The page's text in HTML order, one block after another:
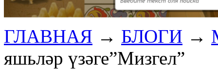
ГЛАВНАЯ → БЛОГИ →
яшьләр үзәге”Мизгел”